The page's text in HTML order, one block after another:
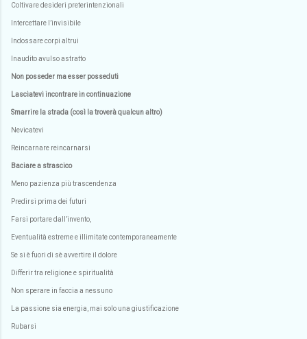
Coltivare desideri preterintenzionali
Intercettare l’invisibile
Indossare corpi altrui
Inaudito avulso astratto
Non posseder ma esser posseduti
Lasciatevi incontrare in continuazione
Smarrire la strada (così la troverà qualcun altro)
Nevicatevi
Reincarnare reincarnarsi
Baciare a strascico
Meno pazienza più trascendenza
Predirsi prima dei futuri
Farsi portare dall’invento,
Eventualità estreme e illimitate contemporaneamente
Se si è fuori di sè avvertire il dolore
Differir tra religione e spiritualità
Non sperare in faccia a nessuno
La passione sia energia, mai solo una giustificazione
Rubarsi